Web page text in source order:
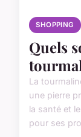
SHOPPING
Quels
La
une pierre
la santé et
pour ses